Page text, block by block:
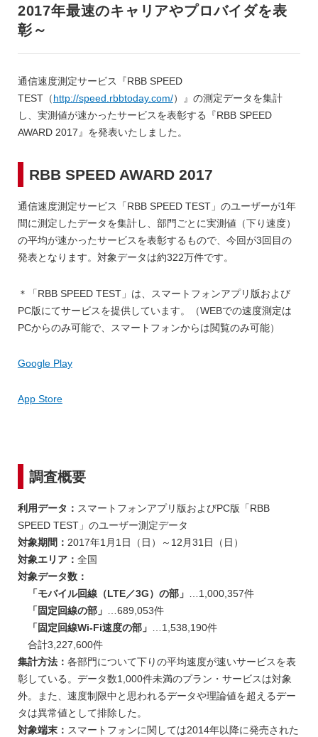
2017年最速のキャリアやプロバイダを表
彰～
通信速度測定サービス『RBB SPEED
TEST（http://speed.rbbtoday.com/）』の測定データを集計
し、実測値が速かったサービスを表彰する『RBB SPEED
AWARD 2017』を発表いたしました。
RBB SPEED AWARD 2017
通信速度測定サービス「RBB SPEED TEST」のユーザーが1年
間に測定したデータを集計し、部門ごとに実測値（下り速度）
の平均が速かったサービスを表彰するもので、今回が3回目の
発表となります。対象データは約322万件です。
＊「RBB SPEED TEST」は、スマートフォンアプリ版および
PC版にてサービスを提供しています。（WEBでの速度測定は
PCからのみ可能で、スマートフォンからは閲覧のみ可能）
Google Play
App Store
調査概要
利用データ： スマートフォンアプリ版およびPC版「RBB
SPEED TEST」のユーザー測定データ
対象期間： 2017年1月1日（日）～12月31日（日）
対象エリア： 全国
対象データ数：
「モバイル回線（LTE／3G）の部」 …1,000,357件
「固定回線の部」 …689,053件
「固定回線Wi-Fi速度の部」 …1,538,190件
合計3,227,600件
集計方法： 各部門について下りの平均速度が速いサービスを表
彰している。データ数1,000件未満のプラン・サービスは対象
外。また、速度制限中と思われるデータや理論値を超えるデー
タは異常値として排除した。
対象端末： スマートフォンに関しては2014年以降に発売された